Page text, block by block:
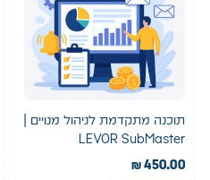
תוכנה מתקדמת לניהול מנויים |
LEVOR SubMaster
₪450.00